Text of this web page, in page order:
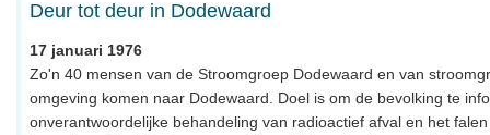
Deur tot deur in Dodewaard
17 januari 1976
Zo'n 40 mensen van de Stroomgroep Dodewaard en van
omgeving komen naar Dodewaard. Doel is om de bevolking te
onverantwoordelijke behandeling van radioactief afval en het